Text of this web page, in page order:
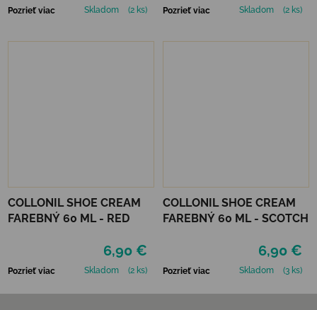
Pozrieť viac Skladom (2 ks) Pozrieť viac Skladom (2 ks)
COLLONIL SHOE CREAM
FAREBNÝ 60 ML - RED
6,90 €
Pozrieť viac Skladom (2 ks)
COLLONIL SHOE CREAM
FAREBNÝ 60 ML - SCOTCH
6,90 €
Pozrieť viac Skladom (3 ks)